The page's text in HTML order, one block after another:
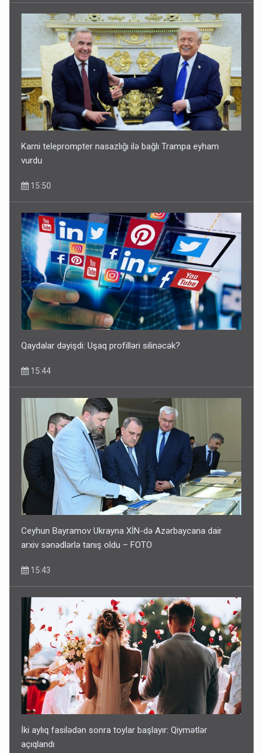
Karni teleprompter nasazlığı ilə bağlı Trampa eyham
vurdu
15:50
Qaydalar dəyişdi: Uşaq profilləri silinəcək?
15:44
Ceyhun Bayramov Ukrayna XİN-də Azərbaycana dair
arxiv sənədlərlə tanış oldu – FOTO
15:43
İki aylıq fasilədən sonra toylar başlayır: Qiymətlər
açıqlandı